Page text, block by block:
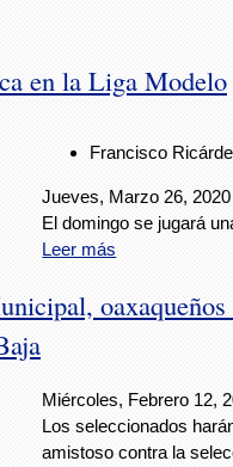
en la Liga Modelo
Francisco
Jueves, Marzo 26,
El domingo se jugará
Leer más
Miércoles, Febrero 12,
Los seleccionados
amistoso contra la